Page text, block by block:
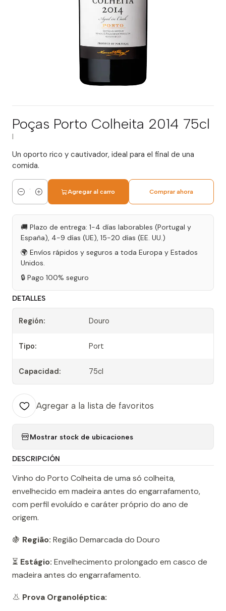
Poças Porto Colheita 2014 75cl
Un oporto rico y cautivador, ideal para el final de una
comida.
Cantidad
Agregar al carro Comprar ahora
🚚 Plazo de entrega: 1-4 días laborables (Portugal y
España), 4-9 días (UE), 15-20 días (EE. UU.)
🌍 Envíos rápidos y seguros a toda Europa y Estados
Unidos.
🔒 Pago 100% seguro
DETALLES
Región: Douro
Tipo: Port
Capacidad: 75cl
Agregar a la lista de favoritos
Mostrar stock de ubicaciones
DESCRIPCIÓN
Vinho do Porto Colheita de uma só colheita,
envelhecido em madeira antes do engarrafamento,
com perfil evoluído e caráter próprio do ano de
origem.
🍇 Região: Região Demarcada do Douro
⏳ Estágio: Envelhecimento prolongado em casco de
madeira antes do engarrafamento.
👃 Prova Organoléptica: